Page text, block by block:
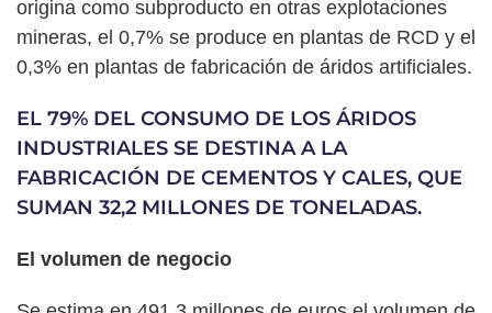
origina como subproducto en otras explotaciones
mineras, el 0,7% se produce en plantas de RCD y el
0,3% en plantas de fabricación de áridos artificiales.
EL 79% DEL CONSUMO DE LOS ÁRIDOS
INDUSTRIALES SE DESTINA A LA
FABRICACIÓN DE CEMENTOS Y CALES, QUE
SUMAN 32,2 MILLONES DE TONELADAS.
El volumen de negocio